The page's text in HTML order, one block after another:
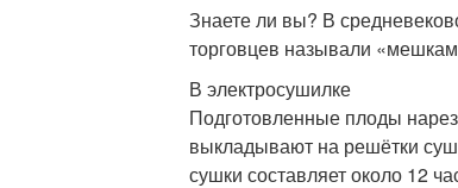
Знаете ли вы? В
торговцев называли
В электросушилке
Подготовленные плоды
выкладывают на решётки
сушки составляет около 12